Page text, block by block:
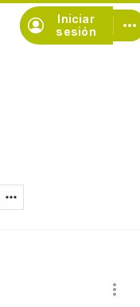
Iniciar
sesión